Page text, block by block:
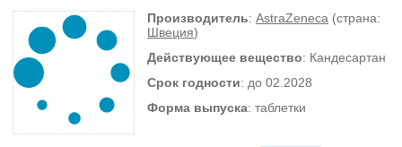
Производитель: AstraZeneca (страна:
Швеция)
Действующее вещество: Кандесартан
Срок годности: до 02.2028
Форма выпуска: таблетки